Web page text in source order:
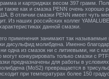
и картриджах весом 397 грамм.
также как и смазка PENN очень
В отличии смазки PENN имеет чуть
Из наших российских коллег
данной смазки.
применения занимают так
дисульфид молибдена. Именно
одна из смазок ни с литиевыми, ни с
конкурировать только смазки с
предназначены для работы в
(MoS2) превращается в
при температурах более 150